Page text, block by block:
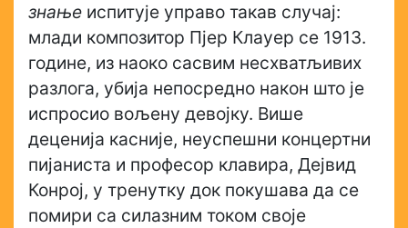
знање испитује управо такав случај:
млади композитор Пјер Клауер се 1913.
године, из наоко сасвим несхватљивих
разлога, убија непосредно након што је
испросио вољену девојку. Више
деценија касније, неуспешни концертни
пијаниста и професор клавира, Дејвид
Конрој, у тренутку док покушава да се
помири са силазним током своје